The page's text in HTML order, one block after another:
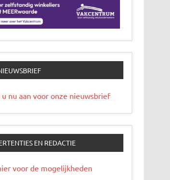
u nu aan voor onze nieuwsbrief
EN REDACTIE
voor de mogelijkheden